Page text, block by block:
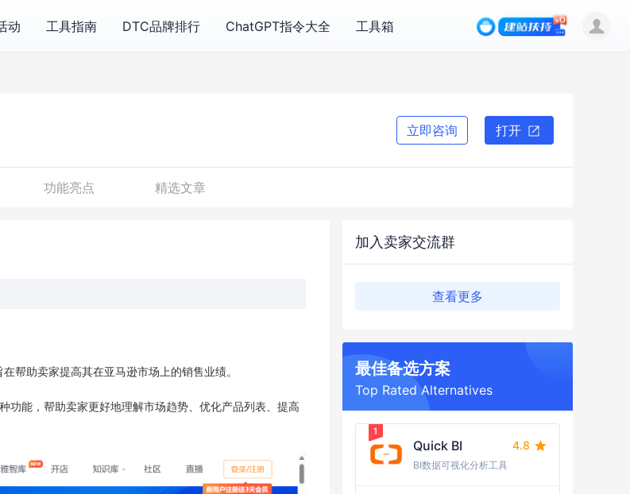
动 工具指南 DTC品牌排行 ChatGPT指令大全 工具箱
立即咨询 打开
功能亮点 精选文章
帮助卖家提高其在亚马逊市场上的销售业绩。
功能，帮助卖家更好地理解市场趋势、优化产品列表、提高
加入卖家交流群
查看更多
最佳备选方案
Top Rated Alternatives
Quick BI 4.8
BI数据可视化分析工具